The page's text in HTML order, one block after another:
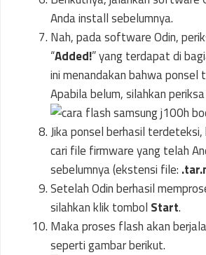
Anda install sebelumnya.
Nah, pada software Odin,
“Added!” yang terdapat di
ini menandakan bahwa ponsel
Apabila belum, silahkan
Jika ponsel berhasil terdeteksi,
cari file firmware yang telah
sebelumnya (ekstensi file:
Setelah Odin berhasil
silahkan klik tombol Start.
Maka proses flash akan
seperti gambar berikut.